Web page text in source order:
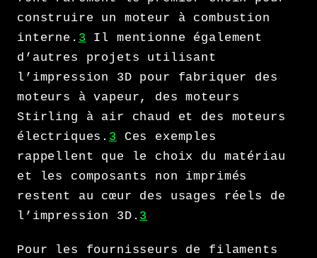
construire un moteur à combustion
interne. 3 Il mentionne également
d’autres projets utilisant
l’impression 3D pour fabriquer des
moteurs à vapeur, des moteurs
Stirling à air chaud et des moteurs
électriques. 3
Ces exemples
rappellent que le choix du matériau
et les composants non imprimés
restent au cœur des usages réels de
l’impression 3D. 3
Pour les fournisseurs de filaments